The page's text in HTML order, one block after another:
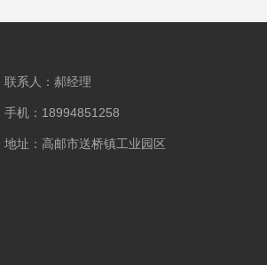
联系人：郝经理
手机：18994851258
地址：高邮市送桥镇工业园区